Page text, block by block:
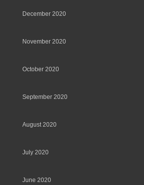
December 2020
November 2020
October 2020
September 2020
August 2020
July 2020
June 2020